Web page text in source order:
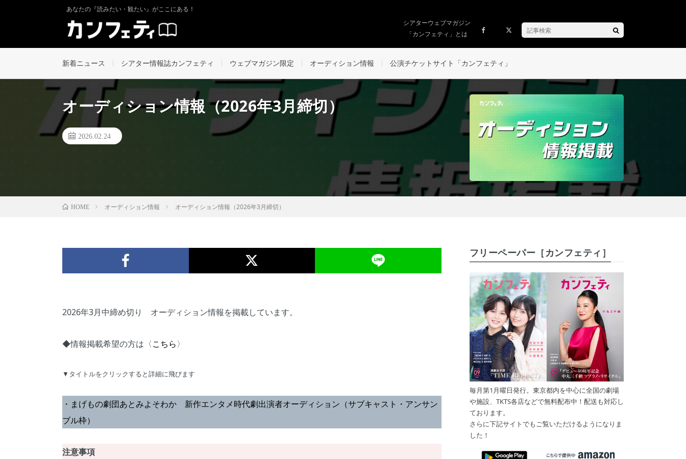
あなたの『読みたい・観たい』がここにある！
シアターウェブマガジン
「カンフェティ」とは
新着ニュース シアター情報誌カンフェティ ウェブマガジン限定 オーディション情報 公演チケットサイト「カンフェティ」
オーディション情報（2026年3月締切）
2026.02.24
HOME オーディション情報 オーディション情報（2026年3月締切）
2026年3月中締め切り オーディション情報を掲載しています。
◆情報掲載希望の方は〈こちら〉
▼タイトルをクリックすると詳細に飛びます
・まげもの劇団あとみよそわか 新作エンタメ時代劇出演者オーディション（サブキャスト・アンサン
ブル枠）
注意事項
フリーペーパー［カンフェティ］
毎月第1月曜日発行。東京都内を中心に全国の劇場
や施設、TKTS各店などで無料配布中！配送も対応し
ております。
さらに下記サイトでもご覧いただけるようになりま
した！